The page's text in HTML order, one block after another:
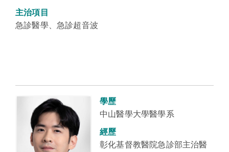
主治項目
急診醫學、急診超音波
學歷
中山醫學大學醫學系
經歷
彰化基督教醫院急診部主治醫